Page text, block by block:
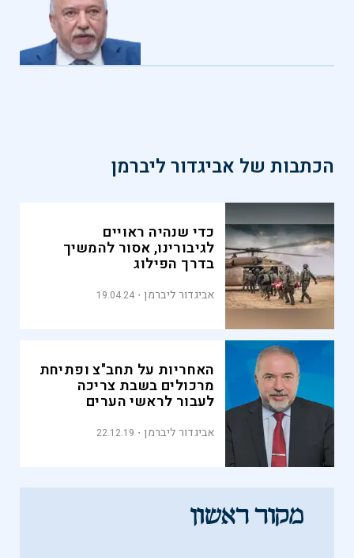
הכתבות של אביגדור ליברמן
כדי שנהיה ראויים
לגיבורינו, אסור להמשיך
בדרך הפילוג
אביגדור ליברמן 19.04.24
האחריות על תחב"צ ופתיחת
מרכולים בשבת צריכה
לעבור לראשי הערים
אביגדור ליברמן 22.12.19